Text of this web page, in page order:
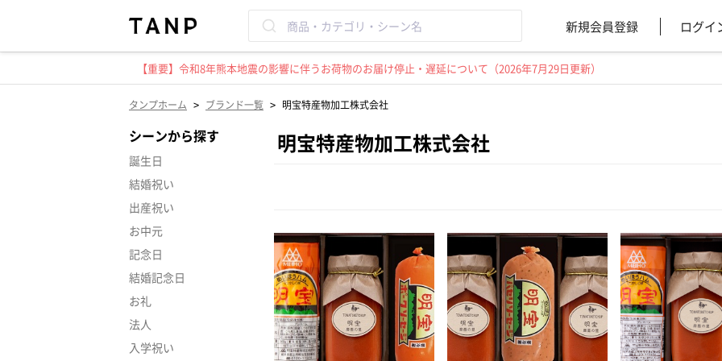
新規会員登録 ログイ
【重要】令和8年熊本地震の影響に伴うお荷物のお届け停止・遅延について（2026年7月29日更新）
タンプホーム > ブランド一覧 > 明宝特産物加工株式会社
シーンから探す
誕生日
結婚祝い
出産祝い
お中元
記念日
結婚記念日
お礼
法人
入学祝い
明宝特産物加工株式会社